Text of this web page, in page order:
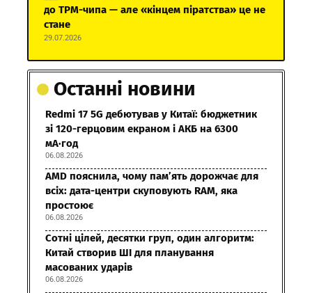
до TPM-чипа — але «кінцем піратства» це не
стане
29.07.2026
Останні новини
Redmi 17 5G дебютував у Китаї: бюджетник
зі 120-герцовим екраном і АКБ на 6300
мА·год
06.08.2026
AMD пояснила, чому пам’ять дорожчає для
всіх: дата-центри скуповують RAM, яка
простоює
06.08.2026
Сотні цілей, десятки груп, один алгоритм:
Китай створив ШІ для планування
масованих ударів
06.08.2026